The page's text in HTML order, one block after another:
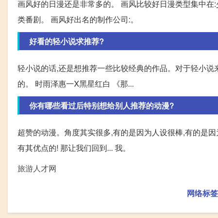
画风好的日漫还是非常多的。 画风比较好日漫类型集中
类番剧。 画风好出名的制作公司:。
好看的轻小说求推荐?
轻小说的话,还是想推荐一些比较经典的作品。对于轻小
的。 时雨泽惠一X黑星红白 《那...
你有哪些看过后特别想给别人推荐的动漫?
超赞的动漫。角度其实很多,有的是因为人设很棒,有的是
有其优点的! 那让我们回到... 我。
旅游人才网
网络标